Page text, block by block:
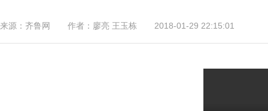
来源： 齐鲁网 作者： 廖亮 王玉栋 2018-01-29 22:15:01